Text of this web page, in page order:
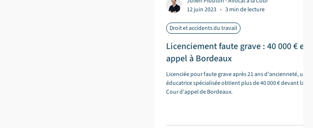
Licenciement faute grave : 40 000 € en
appel à Bordeaux
Licenciée pour faute grave après 21 ans d'ancienneté, une
éducatrice spécialisée obtient plus de 40 000 € devant la
Cour d'appel de Bordeaux.
Droit et accidents du travail
12 juin 2023
3 min de lecture